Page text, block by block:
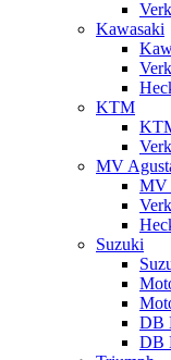
Kawasaki
KTM
MV
MV
Suzuki
DB
DB